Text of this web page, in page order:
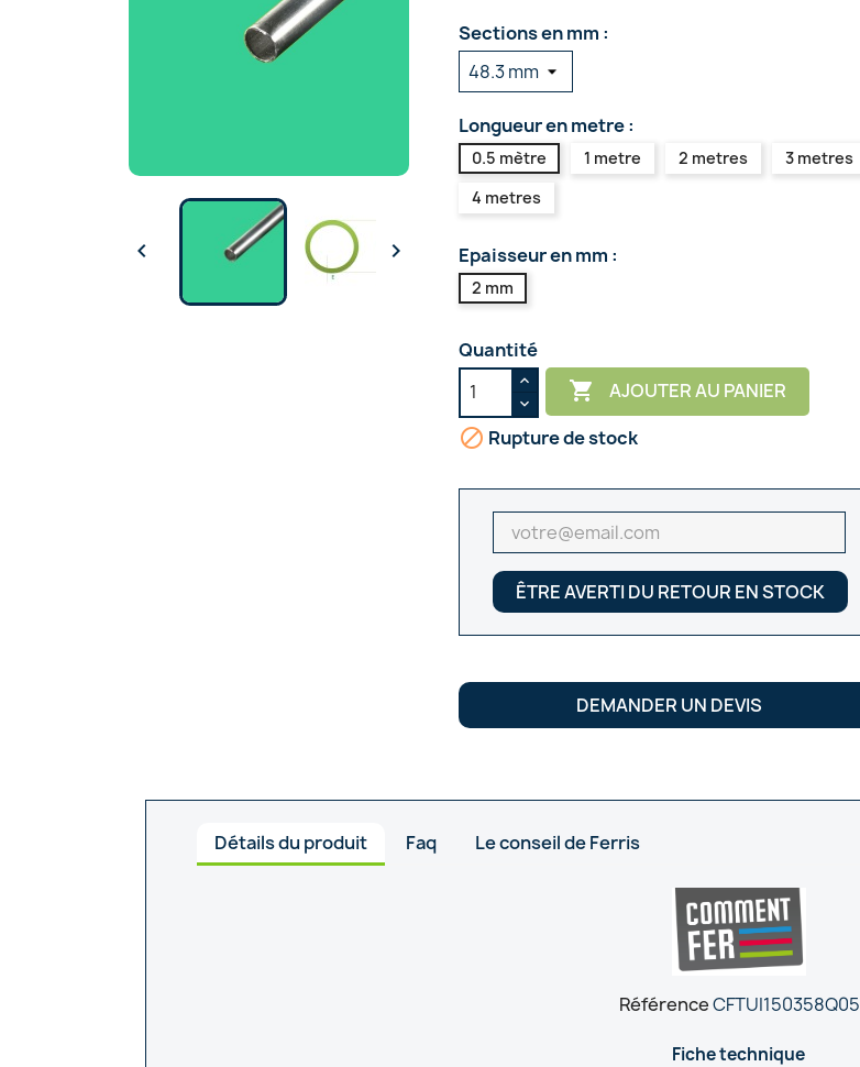
 
Sections en mm :
Longueur en metre :
0.5 mètre 1 metre 2 metres
3 metres
4 metres
Epaisseur en mm :
2 mm
Quantité
 AJOUTER AU PANIER
 Rupture de stock
ÊTRE AVERTI DU RETOUR EN STOCK
DEMANDER UN DEVIS
Détails du produit Faq Le conseil de Ferris
RéférenceCFTUI150358Q05
Fiche technique